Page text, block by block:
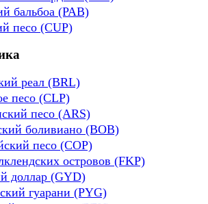
бальбоа (PAB)
песо (CUP)
реал (BRL)
песо (CLP)
песо (ARS)
боливиано (BOB)
песо (COP)
островов (FKP)
доллар (GYD)
гуарани (PYG)